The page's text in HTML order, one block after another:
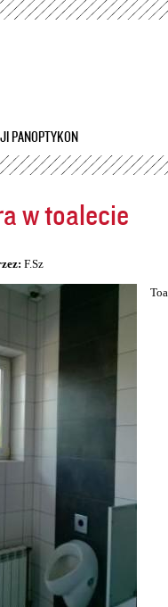
Przejdź
PANOPTYKON
w toalecie
F.Sz